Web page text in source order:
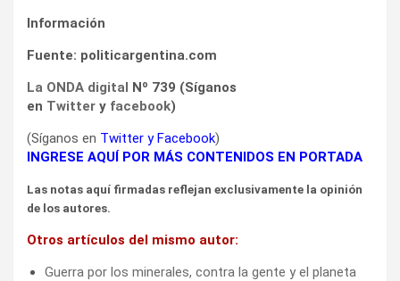
Información
Fuente: politicargentina.com
La ONDA digital Nº 739 (Síganos
en Twitter y facebook)
(Síganos en Twitter yFacebook)
INGRESE AQUÍ POR MÁS CONTENIDOS EN PORTADA
Las notas aquí firmadas reflejan exclusivamente la opinión
de los autores.
Otros artículos del mismo autor:
Guerra por los minerales, contra la gente y el planeta